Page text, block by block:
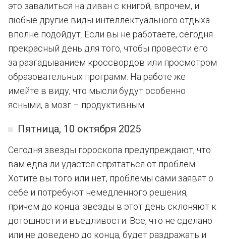
это завалиться на диван с книгой, впрочем, и
любые другие виды интеллектуального отдыха
вполне подойдут. Если вы не работаете, сегодня
прекрасный день для того, чтобы провести его
за разгадыванием кроссвордов или просмотром
образовательных программ. На работе же
имейте в виду, что мысли будут особенно
ясными, а мозг – продуктивным.
Пятница, 10 октября 2025
Сегодня звезды гороскопа предупреждают, что
вам едва ли удастся спрятаться от проблем.
Хотите вы того или нет, проблемы сами заявят о
себе и потребуют немедленного решения,
причем до конца: звезды в этот день склоняют к
дотошности и въедливости. Все, что не сделано
или не доведено до конца, будет раздражать и